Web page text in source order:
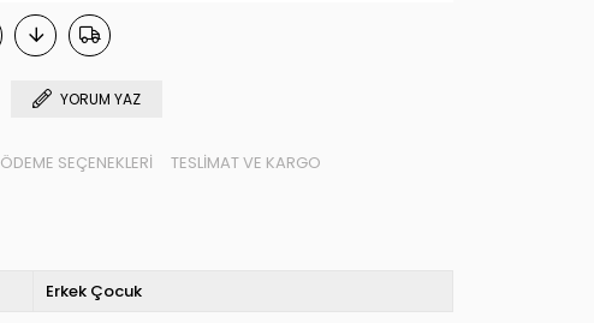
YORUM YAZ
ÖDEME SEÇENEKLERI
TESLIMAT VE KARGO
Erkek Çocuk